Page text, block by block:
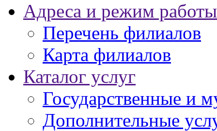
Адреса и режим работы
Перечень филиалов
Карта филиалов
Каталог услуг
Государственные и
Дополнительные